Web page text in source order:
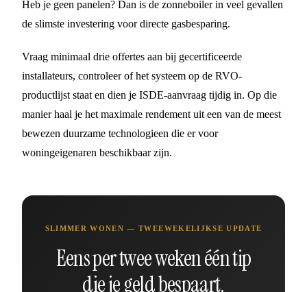
Heb je geen panelen? Dan is de zonneboiler in veel gevallen
de slimste investering voor directe gasbesparing.
Vraag minimaal drie offertes aan bij gecertificeerde
installateurs, controleer of het systeem op de RVO-
productlijst staat en dien je ISDE-aanvraag tijdig in. Op die
manier haal je het maximale rendement uit een van de meest
bewezen duurzame technologieen die er voor
woningeigenaren beschikbaar zijn.
SLIMMER WONEN — TWEEWEKELIJKSE UPDATE
Eens per twee weken één tip
die je geld bespaart.